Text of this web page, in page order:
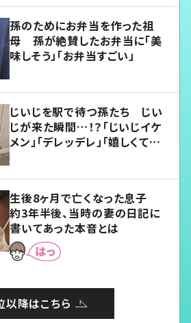
孫のためにお弁当を作った祖
母 孫が絶賛したお弁当に「美
味しそう」「お弁当すごい」
じいじを駅で待つ孫たち じい
じが来た瞬間…！？「じいじイケ
メン」「デレッデレ」「嬉しくて可
生後8ヶ月で亡くなった息子
約3年半後、当時の妻の日記に
書いてあった本音とは
以降はこちら